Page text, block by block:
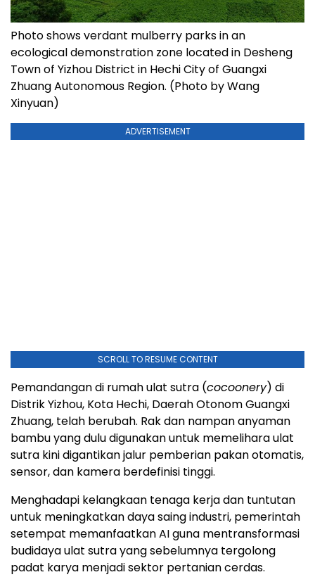
Photo shows verdant mulberry parks in an
ecological demonstration zone located in Desheng
Town of Yizhou District in Hechi City of Guangxi
Zhuang Autonomous Region. (Photo by Wang
Xinyuan)
ADVERTISEMENT
SCROLL TO RESUME CONTENT
Pemandangan di rumah ulat sutra (cocoonery) di
Distrik Yizhou, Kota Hechi, Daerah Otonom Guangxi
Zhuang, telah berubah. Rak dan nampan anyaman
bambu yang dulu digunakan untuk memelihara ulat
sutra kini digantikan jalur pemberian pakan otomatis,
sensor, dan kamera berdefinisi tinggi.
Menghadapi kelangkaan tenaga kerja dan tuntutan
untuk meningkatkan daya saing industri, pemerintah
setempat memanfaatkan AI guna mentransformasi
budidaya ulat sutra yang sebelumnya tergolong
padat karya menjadi sektor pertanian cerdas.